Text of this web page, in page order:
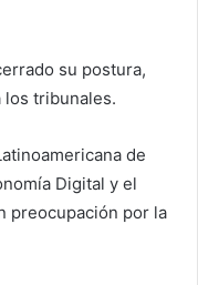
su postura,
los tribunales.
de
Digital y el
preocupación por la